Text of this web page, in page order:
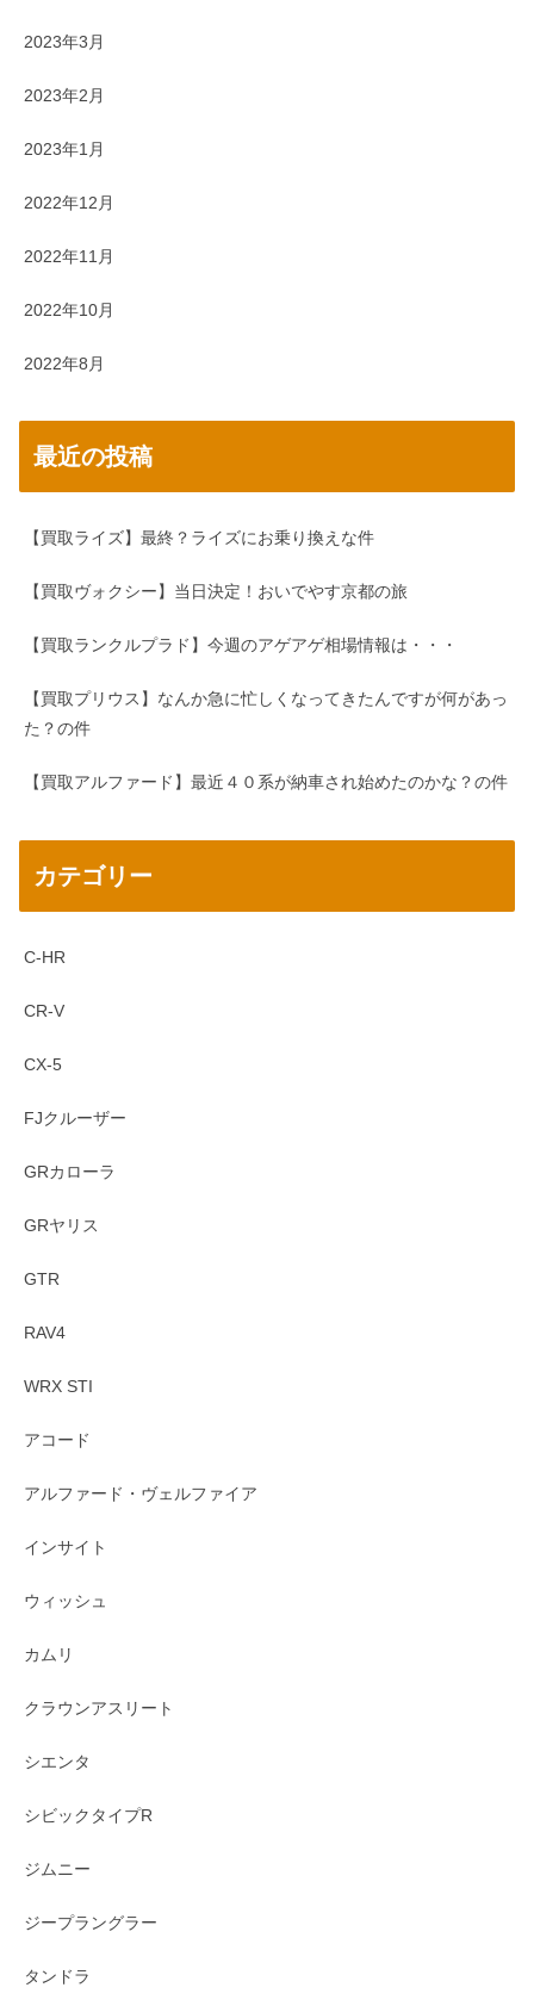
2023年3月
2023年2月
2023年1月
2022年12月
2022年11月
2022年10月
2022年8月
最近の投稿
【買取ライズ】最終？ライズにお乗り換えな件
【買取ヴォクシー】当日決定！おいでやす京都の旅
【買取ランクルプラド】今週のアゲアゲ相場情報は・・・
【買取プリウス】なんか急に忙しくなってきたんですが何があっ
た？の件
【買取アルファード】最近４０系が納車され始めたのかな？の件
カテゴリー
C-HR
CR-V
CX-5
FJクルーザー
GRカローラ
GRヤリス
GTR
RAV4
WRX STI
アコード
アルファード・ヴェルファイア
インサイト
ウィッシュ
カムリ
クラウンアスリート
シエンタ
シビックタイプR
ジムニー
ジープラングラー
タンドラ